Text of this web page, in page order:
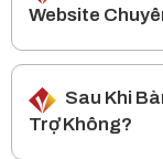
Website
Sau Khi
Trợ Không?